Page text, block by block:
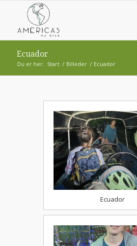
Ecuador
Du er her: Start / Billeder / Ecuador
Ecuador